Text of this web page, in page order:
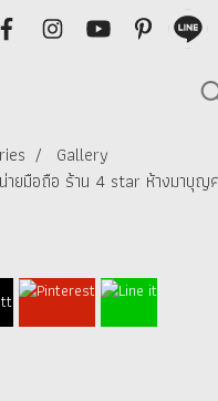
Gallery
ายมือถือ ร้าน 4 star ห้างมาบุญ